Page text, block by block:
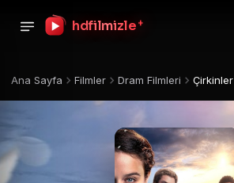
hdfilmizle +
Ana Sayfa Filmler Dram Filmleri Çirkinler